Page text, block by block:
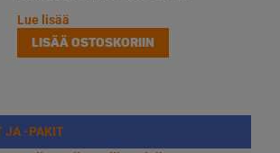
JA -PAKIT
Lue lisää
LISÄÄ OSTOSKORIIN